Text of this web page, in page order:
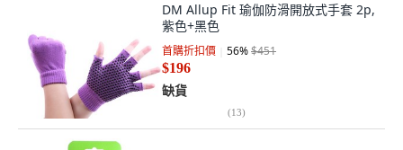
DM Allup Fit 瑜伽防滑開放式手套 2p,
紫色+黑色
首購折扣價 56%$451
$196
缺貨
(13)